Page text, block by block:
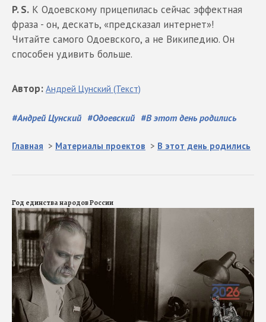
P. S. К Одоевскому прицепилась сейчас эффектная
фраза - он, дескать, «предсказал интернет»!
Читайте самого Одоевского, а не Википедию. Он
способен удивить больше.
#Андрей Цунский #Одоевский #В этот день родились
Автор: Андрей Цунский (Текст)
Главная > Материалы проектов > В этот день родились
Год единства народов России